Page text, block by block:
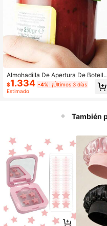
Almohadilla De Apertura De Botella
De Goma Multifuncional, Abridor De
Lata Redondo Antideslizante, 1 Pie
$1.334 -4% ¡Últimos 3 días
Estimado
También